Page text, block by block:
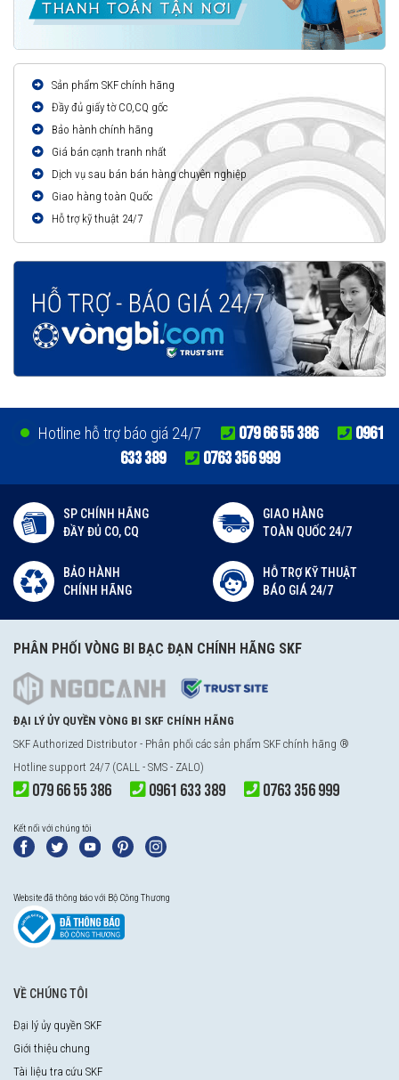
Sản phẩm SKF chính hãng
Đầy đủ giấy tờ CO,CQ gốc
Bảo hành chính hãng
Giá bán cạnh tranh nhất
Dịch vụ sau bán bán hàng chuyên nghiệp
Giao hàng toàn Quốc
Hỗ trợ kỹ thuật 24/7
Hotline hỗ trợ báo giá 24/7 079 66 55 386
0961
633 389
0763 356 999
SP CHÍNH HÃNG
ĐẦY ĐỦ CO, CQ
GIAO HÀNG
TOÀN QUỐC 24/7
BẢO HÀNH
CHÍNH HÃNG
HỖ TRỢ KỸ THUẬT
BÁO GIÁ 24/7
PHÂN PHỐI VÒNG BI BẠC ĐẠN CHÍNH HÃNG SKF
ĐẠI LÝ ỦY QUYỀN VÒNG BI SKF CHÍNH HÃNG
SKF Authorized Distributor - Phân phối các sản phẩm SKF chính hãng ®
Hotline support 24/7 (CALL - SMS - ZALO)
079 66 55 386 0961 633 389 0763 356 999
Kết nối với chúng tôi
Website đã thông báo với Bộ Công Thương
VỀ CHÚNG TÔI
Đại lý ủy quyền SKF
Giới thiệu chung
Tài liệu tra cứu SKF